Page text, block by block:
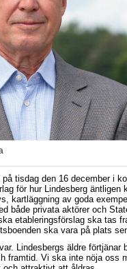
tisdag den 16 december i
för hur Lindesberg äntligen
kartläggning av goda
både privata aktörer och
etableringsförslag ska tas
ska vara på plats
Lindesbergs äldre förtjänar
framtid. Vi ska inte nöja oss